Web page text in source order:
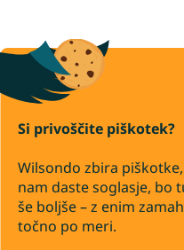
Si privoščite piškotek?
Wilsondo zbira
nam daste soglasje, bo
še boljše – z enim
točno po meri.